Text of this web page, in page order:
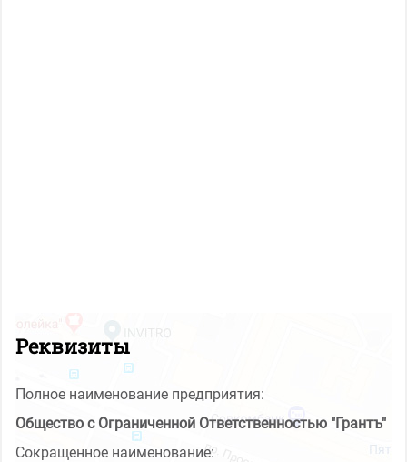
Реквизиты
Полное наименование предприятия:
Общество с Ограниченной Ответственностью "Грантъ"
Сокращенное наименование: